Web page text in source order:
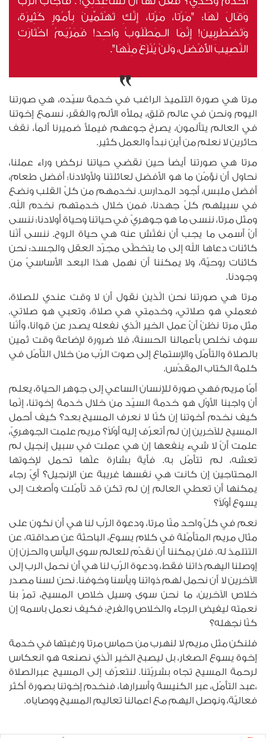
وَقَالَ لَهَا: "مَرْتا، مَرْتا، إِنَّكِ تَهْتَمِّينَ بِأُمُورٍ كَثِيرَة،
وَتَضْطَرِبِين! إِنَّمَا الـمَطْلُوبُ وَاحِد! فَمَرْيَمُ اخْتَارَتِ
النَّصِيبَ الأَفْضَل، وَلَنْ يُنْزَعَ مِنْهَا".
مرتا هي صورة التلميذ الراغب في خدمة سيّده، هي صورتنا
اليوم ونحن في عالم قَلِق، يملأه الألم والفقر، نسمع إخوتنا
في العالم يتألمون، يصرخ جوعهم فيملأ ضميرنا ألماً، نقف
حائرين لا نعلم من أين نبدأ والعمل كثير.
مرتا هي صورتنا أيضاً حين نقضي حياتنا نركض وراء عملنا،
نحاول أن نؤمّن ما هو الأفضل لعائلتنا ولأولادنا: أفضل طعام،
أفضل ملبس، أجود المدارس. نخدمهم من كلّ القلب ونضع
في سبيلهم كلّ جهدنا، فمن خلال خدمتهم نخدم الله.
ومثل مرتا، ننسى ما هو جوهريّ في حياتنا وحياة أولادنا: ننسى
أنّ أسمى ما يجب أن نفتّش عنه هي حياة الروح. ننسى أنّنا
كائنات دعاها الله إلى ما يتخطّى مجرّد العقل والجسد: نحن
كائنات روحيّة، ولا يمكننا أن نهمل هذا البعد الأساسيّ من
وجودنا.
مرتا هي صورتنا نحن الّذين نقول أن لا وقت عندي للصلاة،
فعملي هو صلاتي، وخدمتي هي صلاة، وتعبي هو صلاتي.
مثل مرتا نظنّ أنّ عمل الخير الّذي نفعله يصدر عن قوانا، وأنّنا
سوف نخلص بأعمالنا الحسنة، فلا ضرورة لإضاعة وقت ثمين
بالصلاة والتأمّل والإستماع إلى صوت الرّب من خلال التأمّل في
كلمة الكتاب المقدّس.
أمّا مريم فهي صورة للإنسان الساعي إلى جوهر الحياة، يعلم
أن واجبنا الأوّل هو خدمة السيّد من خلال خدمة إخوتنا، إنّما
كيف نخدم أخوتنا إن كنّا لا نعرف المسيح بعد؟ كيف أحمل
المسيح للآخرين إن لم أتعرّف إليه أوّلاً؟ مريم علمت الجوهريّ،
علمت أنّ لا شيء ينفعها إن هي عملت في سبيل إنجيل لم
تعشه، لم تتأمّل به. فأية بشارة علّها تحمل لإخوتها
المحتاجين إن كانت هي نفسها غريبة عن الإنجيل؟ أيّ رجاء
يمكنها أن تعطي العالم إن لم تكن قد تأمّلت وأصغت إلى
يسوع أوّلاً؟
نعم في كلّ واحد منّا مرتا، ودعوة الرّب لنا هي أن نكون على
مثال مريم المتأمّلة في كلام يسوع، الباحثة عن صداقته، عن
التتلمذ له. فلن يمكننا أن نقدّم للعالم سوى اليأس والحزن إن
إوصلنا اليهم ذاتنا فقط، ودعوة الرّب لنا هي أن نحمل الرب إلى
الآخرين لا أن نحمل لهم ذواتنا ويأسنا وخوفنا. نحن لسنا مصدر
خلاص الآخرين، ما نحن سوى وسيل خلاص المسيح، تمرّ بنا
نعمته ليفيض الرجاء والخلاص والفرح: فكيف نعمل باسمه إن
كنّا نجهله؟
فلنكن مثل مريم لا لنهرب من حماس مرتا ورغبتها في خدمة
إخوة يسوع الصغار، بل ليصبح الخير الّذي نصنعه هو انعكاس
لرحمة المسيح تجاه بشريّتنا. لنتعرّف إلى المسيح عبرالصلاة
،عبد التأمّل، عبر الكنيسة وأسرارها، فنخدم إخوتنا بصورة أكثر
فعاليّة، ونوصل اليهم مع اعمالنا تعاليم المسيح ووصاياه.